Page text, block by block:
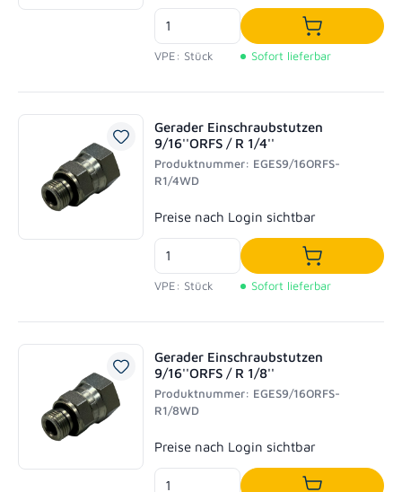
VPE: Stück
In den
Sofort lieferbar
Gerader Einschraubstutzen
9/16''ORFS / R 1/4''
Produktnummer: EGES9/16ORFS-
R1/4WD
Regulärer Preis:
Preise nach Login sichtbar
VPE: Stück
In den
Sofort lieferbar
Gerader Einschraubstutzen
9/16''ORFS / R 1/8''
Produktnummer: EGES9/16ORFS-
R1/8WD
Regulärer Preis:
Preise nach Login sichtbar